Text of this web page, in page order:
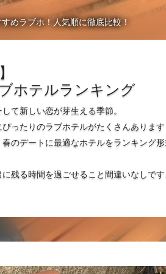
めラブホ！人気順に徹底比較！
ホテルランキング
て新しい恋が芽生える季節。
ったりのラブホテルがたくさんあります
のデートに最適なホテルをランキング
残る時間を過ごせること間違いなしです